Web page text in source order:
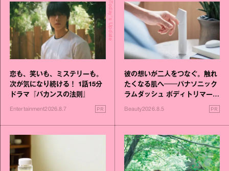
Today's Update
恋も、笑いも、ミステリーも。
次が気になり続ける！ 1話15分
ドラマ『バカンスの法則』
Entertainment2026.8.7 PR
彼の想いが二人をつなぐ。触れ
たくなる肌へ──パナソニック
ラムダッシュ ボディトリマーが
Beauty2026.8.5 PR